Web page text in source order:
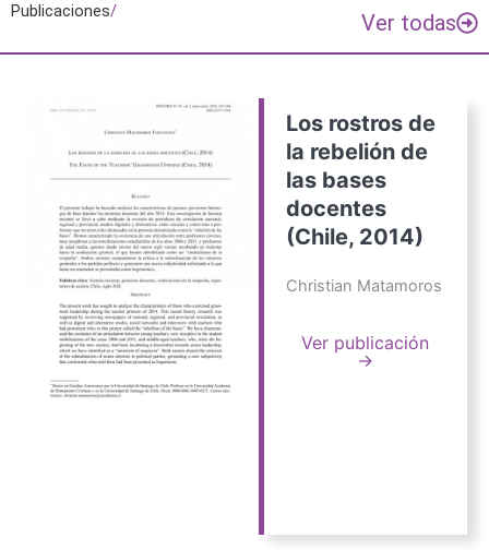
Publicaciones/ Ver todas
Los rostros de
la rebelión de
las bases
docentes
(Chile, 2014)
Christian Matamoros
Ver publicación
→